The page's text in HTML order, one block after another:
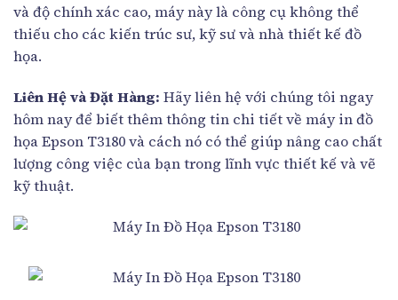
và độ chính xác cao, máy này là công cụ không thể
thiếu cho các kiến trúc sư, kỹ sư và nhà thiết kế đồ
họa.
Liên Hệ và Đặt Hàng: Hãy liên hệ với chúng tôi ngay
hôm nay để biết thêm thông tin chi tiết về máy in đồ
họa Epson T3180 và cách nó có thể giúp nâng cao chất
lượng công việc của bạn trong lĩnh vực thiết kế và vẽ
kỹ thuật.